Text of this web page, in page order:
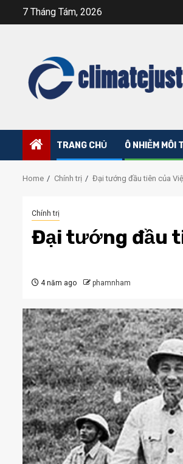
7 Tháng Tám, 2026
TRANG CHỦ Ô NHIỄM MÔI
Home Chính trị Đại tướng đầu tiên của
Chính trị
Đại tướng đầu
4 năm ago phamnham